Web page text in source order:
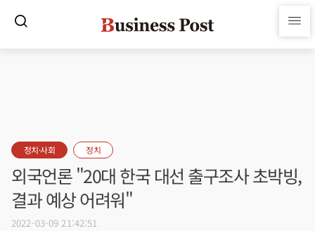
정치·사회 정치
외국언론 "20대 한국 대선 출구조사 초박빙,
결과 예상 어려워"
2022-03-09 21:42:51